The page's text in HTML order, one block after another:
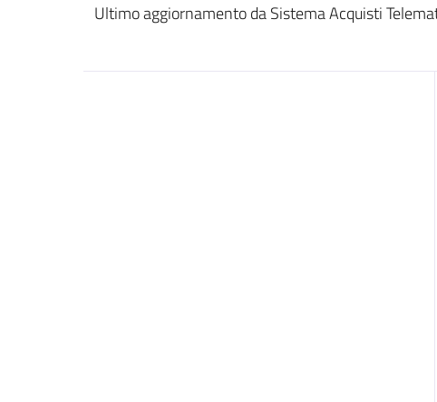
Ultimo aggiornamento da Sistema Acquisti